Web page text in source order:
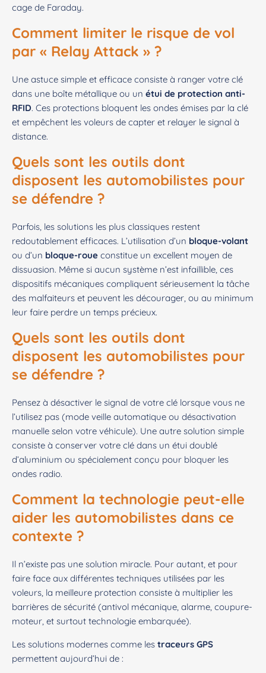
cage de Faraday.
Comment limiter le risque de vol
par « Relay Attack » ?
Une astuce simple et efficace consiste à ranger votre clé
dans une boîte métallique ou un étui de protection anti-
RFID. Ces protections bloquent les ondes émises par la clé
et empêchent les voleurs de capter et relayer le signal à
distance.
Quels sont les outils dont
disposent les automobilistes pour
se défendre ?
Parfois, les solutions les plus classiques restent
redoutablement efficaces. L’utilisation d’un bloque-volant
ou d’un bloque-roue constitue un excellent moyen de
dissuasion. Même si aucun système n’est infaillible, ces
dispositifs mécaniques compliquent sérieusement la tâche
des malfaiteurs et peuvent les décourager, ou au minimum
leur faire perdre un temps précieux.
Quels sont les outils dont
disposent les automobilistes pour
se défendre ?
Pensez à désactiver le signal de votre clé lorsque vous ne
l’utilisez pas (mode veille automatique ou désactivation
manuelle selon votre véhicule). Une autre solution simple
consiste à conserver votre clé dans un étui doublé
d’aluminium ou spécialement conçu pour bloquer les
ondes radio.
Comment la technologie peut-elle
aider les automobilistes dans ce
contexte ?
Il n’existe pas une solution miracle. Pour autant, et pour
faire face aux différentes techniques utilisées par les
voleurs, la meilleure protection consiste à multiplier les
barrières de sécurité (antivol mécanique, alarme, coupure-
moteur, et surtout technologie embarquée).
Les solutions modernes comme les traceurs GPS
permettent aujourd’hui de :